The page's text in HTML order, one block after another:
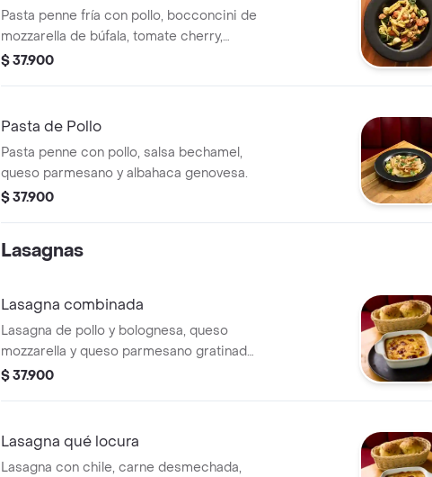
Pasta penne fría con pollo, bocconcini de
mozzarella de búfala, tomate cherry,
albahaca genovesa, tomates secos, pesto
$ 37.900
Pasta de Pollo
Pasta penne con pollo, salsa bechamel,
queso parmesano y albahaca genovesa.
$ 37.900
Lasagnas
Lasagna combinada
Lasagna de pollo y bolognesa, queso
mozzarella y queso parmesano gratinado.
acompañada de 2 panecillos de ajo.
$ 37.900
Lasagna qué locura
Lasagna con chile, carne desmechada,